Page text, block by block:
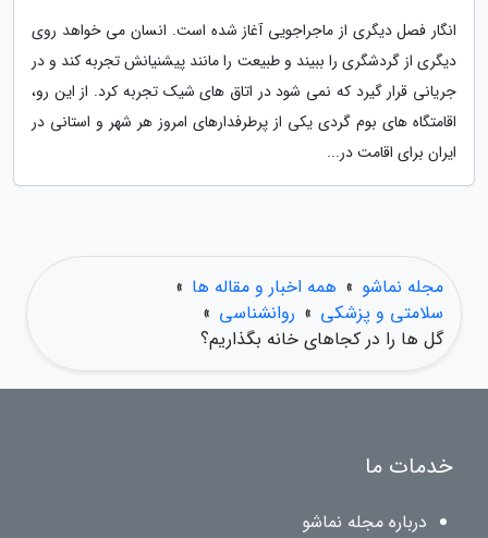
انگار فصل دیگری از ماجراجویی آغاز شده است. انسان می خواهد روی
دیگری از گردشگری را ببیند و طبیعت را مانند پیشنیانش تجربه کند و در
جریانی قرار گیرد که نمی شود در اتاق های شیک تجربه کرد. از این رو،
اقامتگاه های بوم گردی یکی از پرطرفدارهای امروز هر شهر و استانی در
ایران برای اقامت در...
مجله نماشو » همه اخبار و مقاله ها »
سلامتی و پزشکی » روانشناسی »
گل ها را در کجاهای خانه بگذاریم؟
خدمات ما
درباره مجله نماشو